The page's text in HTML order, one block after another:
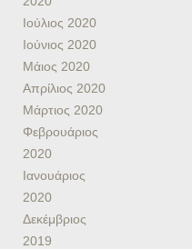
Ιούλιος 2020
Ιούνιος 2020
Μάιος 2020
Απρίλιος 2020
Μάρτιος 2020
Φεβρουάριος
2020
Ιανουάριος
2020
Δεκέμβριος
2019